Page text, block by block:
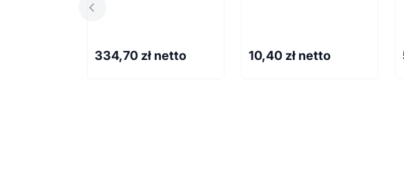
334,70 zł netto 10,40 zł netto